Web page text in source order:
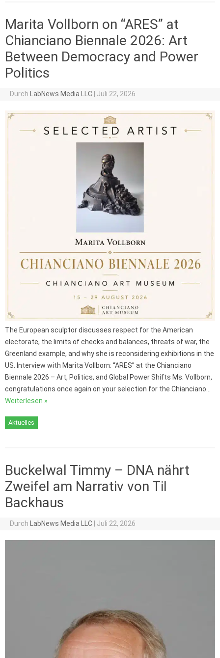
Marita Vollborn on “ARES” at
Chianciano Biennale 2026: Art
Between Democracy and Power
Politics
Durch LabNews Media LLC Juli 22, 2026
The European sculptor discusses respect for the American
electorate, the limits of checks and balances, threats of war, the
Greenland example, and why she is reconsidering exhibitions in the
US. Interview with Marita Vollborn: “ARES” at the Chianciano
Biennale 2026 – Art, Politics, and Global Power Shifts Ms. Vollborn,
congratulations once again on your selection for the Chianciano…
Weiterlesen »
Aktuelles
Buckelwal Timmy – DNA nährt
Zweifel am Narrativ von Til
Backhaus
Durch LabNews Media LLC Juli 22, 2026